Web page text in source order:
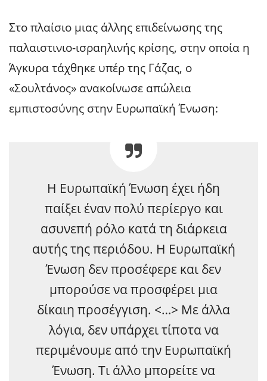
Στο πλαίσιο μιας άλλης επιδείνωσης της
παλαιστινιο-ισραηλινής κρίσης, στην οποία η
Άγκυρα τάχθηκε υπέρ της Γάζας, ο
«Σουλτάνος» ανακοίνωσε απώλεια
εμπιστοσύνης στην Ευρωπαϊκή Ένωση:
Η Ευρωπαϊκή Ένωση έχει ήδη
παίξει έναν πολύ περίεργο και
ασυνεπή ρόλο κατά τη διάρκεια
αυτής της περιόδου. Η Ευρωπαϊκή
Ένωση δεν προσέφερε και δεν
μπορούσε να προσφέρει μια
δίκαιη προσέγγιση. <…> Με άλλα
λόγια, δεν υπάρχει τίποτα να
περιμένουμε από την Ευρωπαϊκή
Ένωση. Τι άλλο μπορείτε να